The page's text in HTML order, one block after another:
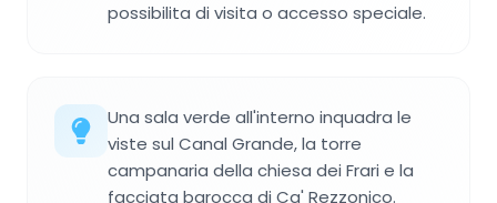
possibilita di visita o accesso speciale.
Una sala verde all'interno inquadra le
viste sul Canal Grande, la torre
campanaria della chiesa dei Frari e la
facciata barocca di Ca' Rezzonico.